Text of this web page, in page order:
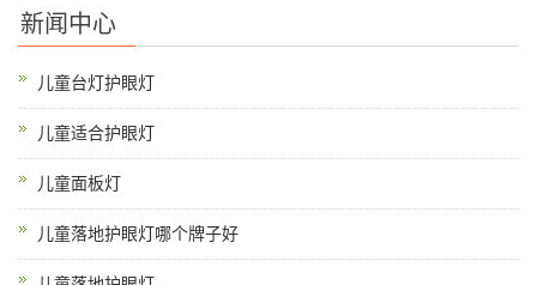
新闻中心
儿童台灯护眼灯
儿童适合护眼灯
儿童面板灯
儿童落地护眼灯哪个牌子好